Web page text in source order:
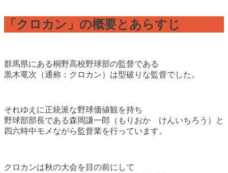
「クロカン」の概要とあらすじ
群馬県にある桐野高校野球部の監督である
黒木竜次（通称：クロカン）は型破りな監督でした。
それゆえに正統派な野球価値観を持ち
野球部部長である森岡謙一郎（もりおか けんいちろう）と
四六時中モメながら監督業を行っています。
クロカンは秋の大会を目の前にして